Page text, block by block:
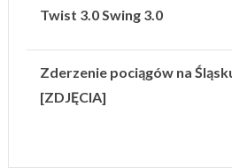
Twist 3.0 Swing 3.0
Zderzenie pociągów na
[ZDJĘCIA]